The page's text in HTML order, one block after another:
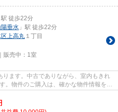
駅 徒歩22分
陽垂水 」駅 徒歩22分
上高丸 １丁目
販売中： 1室
ます。中古でありながら、室内もきれ
。物件のご購入は、確かな物件情報をご